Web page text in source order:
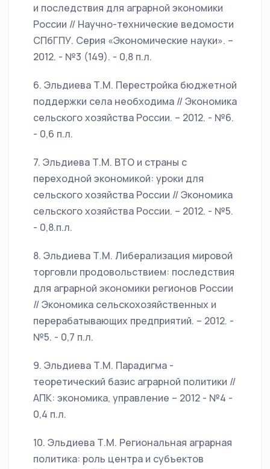
и последствия для аграрной экономики
России // Научно-технические ведомости
СПбГПУ. Серия «Экономические науки». –
2012. - №3 (149). - 0,8 п.л.
6. Эльдиева Т.М. Перестройка бюджетной
поддержки села необходима // Экономика
сельского хозяйства России. – 2012. - №6.
- 0,6 п.л.
7. Эльдиева Т.М. ВТО и страны с
переходной экономикой: уроки для
сельского хозяйства России // Экономика
сельского хозяйства России. – 2012. - №5.
- 0,8.п.л.
8. Эльдиева Т.М. Либерализация мировой
торговли продовольствием: последствия
для аграрной экономики регионов России
// Экономика сельскохозяйственных и
перерабатывающих предприятий. – 2012. -
№5. - 0,7 п.л.
9. Эльдиева Т.М. Парадигма -
теоретический базис аграрной политики //
АПК: экономика, управление – 2012 - №4 -
0,4 п.л.
10. Эльдиева Т.М. Региональная аграрная
политика: роль центра и субъектов